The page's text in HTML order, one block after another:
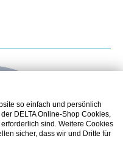
so einfach und persönlich
DELTA Online-Shop Cookies,
sind. Weitere Cookies
sicher, dass wir und Dritte für